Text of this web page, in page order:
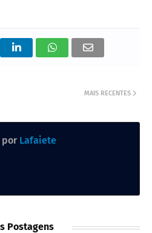
MAIS RECENTES
por Lafaiete
Postagens